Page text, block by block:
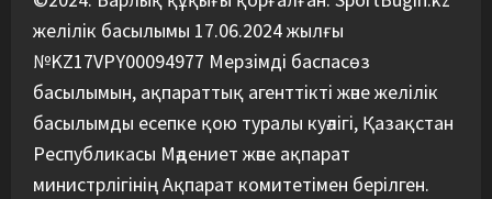
желілік басылымы 17.06.2024 жылғы
№KZ17VPY00094977 Мерзімді баспасөз
басылымын, ақпараттық агенттікті және желілік
басылымды есепке қою туралы куәлігі, Қазақстан
Республикасы Мәдениет және ақпарат
министрлігінің Ақпарат комитетімен берілген.